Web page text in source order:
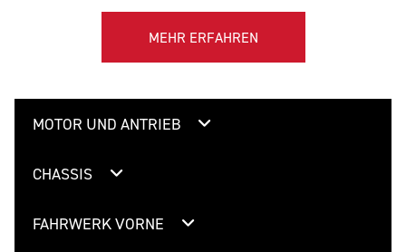
MEHR ERFAHREN
MOTOR UND ANTRIEB
CHASSIS
FAHRWERK VORNE